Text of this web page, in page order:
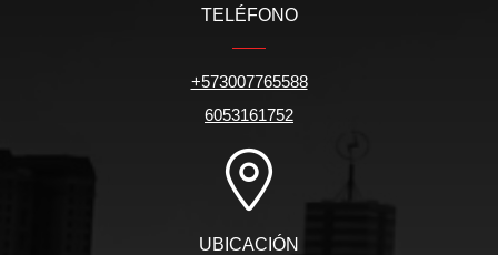
TELÉFONO
+573007765588
6053161752
UBICACIÓN